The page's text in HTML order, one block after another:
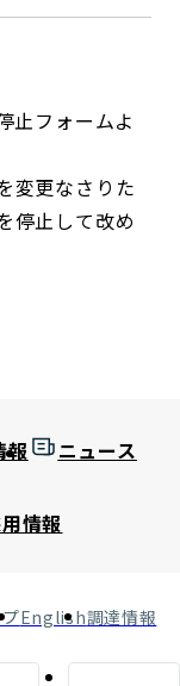
止フォームよ
変更なさりた
停止して改め
報 ニュース
情報
English調達情報